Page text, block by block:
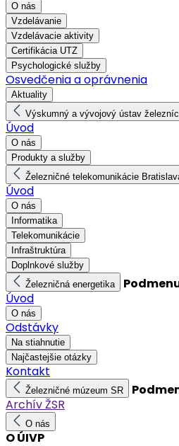
O nás
Vzdelávanie
Vzdelávacie aktivity
Certifikácia UTZ
Psychologické služby
Osvedčenia a oprávnenia
Aktuality
Výskumný a vývojový ústav
Úvod
O nás
Produkty a služby
Železničné telekomunikácie
Úvod
O nás
Informatika
Telekomunikácie
Infraštruktúra
Doplnkové služby
Železničná energetika
Úvod
O nás
Odstávky
Na stiahnutie
Najčastejšie otázky
Kontakt
Železničné múzeum SR
Archív ŽSR
O nás
O ÚIVP